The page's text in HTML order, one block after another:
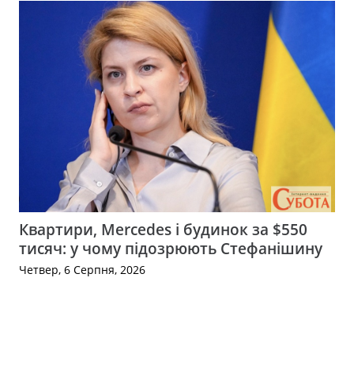
Квартири, Mercedes і будинок за $550
тисяч: у чому підозрюють Стефанішину
Четвер, 6 Серпня, 2026